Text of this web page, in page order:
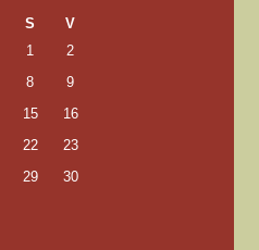
S V
1
2
8
9
15
16
22
23
29
30